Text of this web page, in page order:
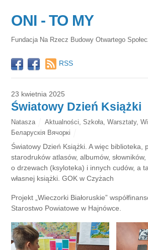
ONI - TO MY
Fundacja Na Rzecz Budowy Otwartego
RSS
23 kwietnia 2025
Światowy Dzień Książki
Natasza Aktualności Szkoła Warsztaty,
Беларускія Вячоркі
Światowy Dzień Książki. A więc biblioteka,
starodruków atlasów, albumów,
o drzewach (ksyloteka) i innych cudów, a
własnej książki. GOK w Czyżach
Projekt „Wieczorki Białoruskie”
Starostwo Powiatowe w Hajnówce.